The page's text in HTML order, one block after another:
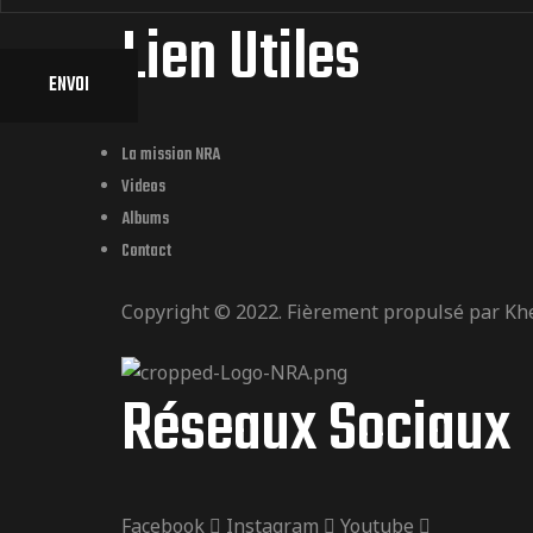
ENVOI Lien Utiles
La mission NRA
Videos
Albums
Contact
Copyright © 2022. Fièrement propulsé par
Réseaux Sociaux
Facebook Instagram Youtube